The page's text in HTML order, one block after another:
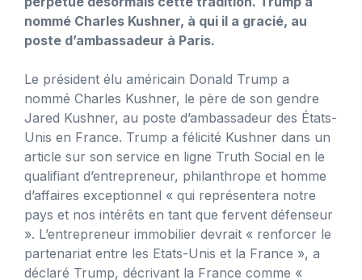
nommé Charles Kushner, à qui il a gracié, au
poste d’ambassadeur à Paris.
Le président élu américain Donald Trump a
nommé Charles Kushner, le père de son gendre
Jared Kushner, au poste d’ambassadeur des États-
Unis en France. Trump a félicité Kushner dans un
article sur son service en ligne Truth Social en le
qualifiant d’entrepreneur, philanthrope et homme
d’affaires exceptionnel « qui représentera notre
pays et nos intérêts en tant que fervent défenseur
». L’entrepreneur immobilier devrait « renforcer le
partenariat entre les Etats-Unis et la France », a
déclaré Trump, décrivant la France comme «